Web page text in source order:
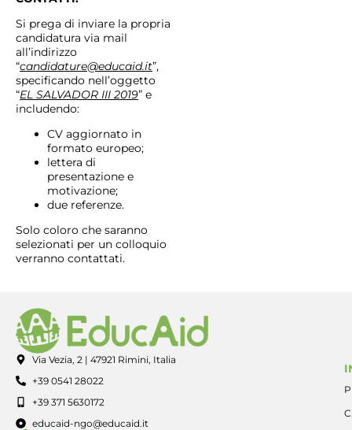
Si prega di inviare la propria
candidatura via mail
all’indirizzo
“candidature@educaid.it”,
specificando nell’oggetto
“EL SALVADOR III 2019” e
includendo:
CV aggiornato in
formato europeo;
lettera di
presentazione e
motivazione;
due referenze.
Solo coloro che saranno
selezionati per un colloquio
verranno contattati.
Via Vezia, 2 | 47921 Rimini, Italia
+39 0541 28022
+39 371 5630172
educaid-ngo@educaid.it